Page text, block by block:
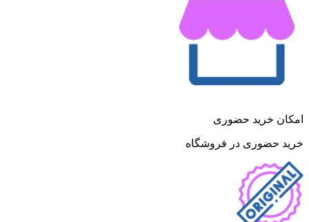
امکان خرید حضوری
خرید حضوری در فروشگاه